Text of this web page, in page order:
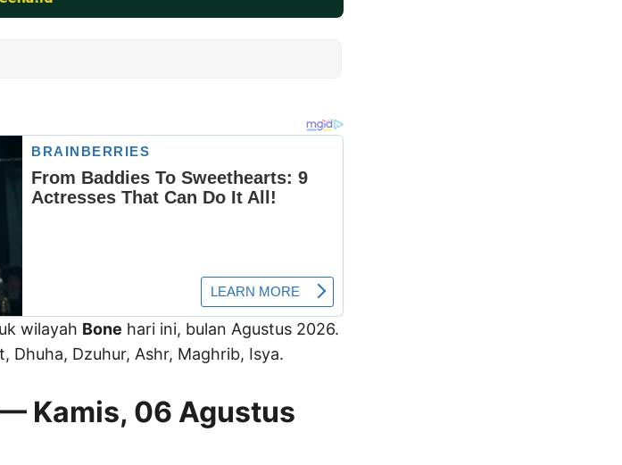
wilayah Bone hari ini, bulan Agustus 2026.
Dhuha, Dzuhur, Ashr, Maghrib, Isya.
Kamis, 06 Agustus